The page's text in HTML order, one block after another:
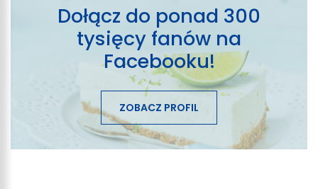
Dołącz do ponad 300
tysięcy fanów na
Facebooku!
ZOBACZ PROFIL